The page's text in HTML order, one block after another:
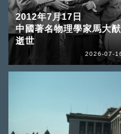
2012年7月17日
中國著名物理學家馬大猷
逝世
2026-07-